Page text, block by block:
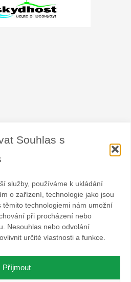
Souhlas s
služby, používáme k ukládání
o zařízení, technologie jako jsou
těmito technologiemi nám umožní
při procházení nebo
Nesouhlas nebo odvolání
určité vlastnosti a funkce.
Příjmout
dobrovolný svazek fyzických a
v hostinské živnosti
cestovního ruchu. Místem
Ostravicí.